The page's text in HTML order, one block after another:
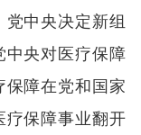
中央决定新组
央对医疗保障
障在党和国家
保障事业翻开